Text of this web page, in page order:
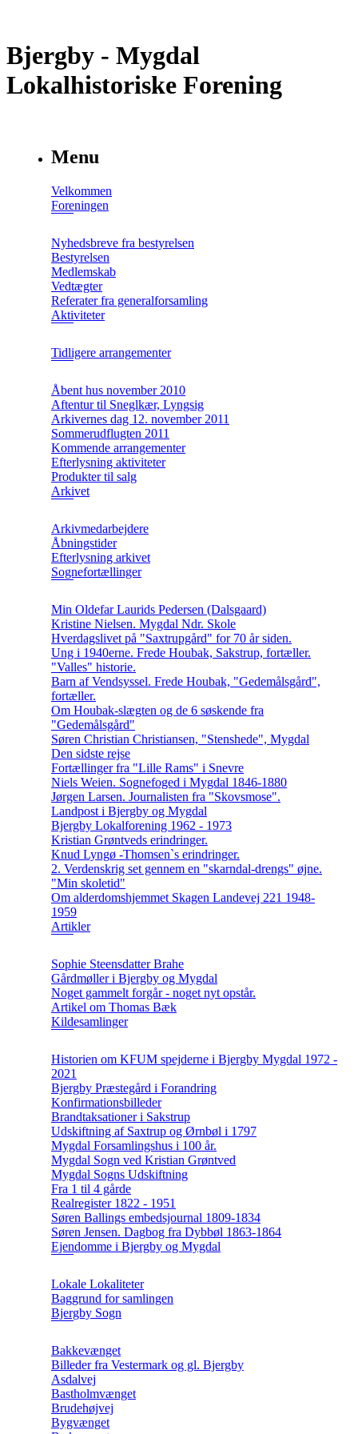
Bjergby - Mygdal
Lokalhistoriske Forening
Menu
Velkommen
Foreningen
Nyhedsbreve fra bestyrelsen
Bestyrelsen
Medlemskab
Vedtægter
Referater fra generalforsamling
Aktiviteter
Tidligere arrangementer
Åbent hus november 2010
Aftentur til Sneglkær, Lyngsig
Arkivernes dag 12. november 2011
Sommerudflugten 2011
Kommende arrangementer
Efterlysning aktiviteter
Produkter til salg
Arkivet
Arkivmedarbejdere
Åbningstider
Efterlysning arkivet
Sognefortællinger
Min Oldefar Laurids Pedersen (Dalsgaard)
Kristine Nielsen. Mygdal Ndr. Skole
Hverdagslivet på "Saxtrupgård" for 70 år siden.
Ung i 1940erne. Frede Houbak, Sakstrup, fortæller.
"Valles" historie.
Barn af Vendsyssel. Frede Houbak, "Gedemålsgård",
fortæller.
Om Houbak-slægten og de 6 søskende fra
"Gedemålsgård"
Søren Christian Christiansen, "Stenshede", Mygdal
Den sidste rejse
Fortællinger fra "Lille Rams" i Snevre
Niels Weien. Sognefoged i Mygdal 1846-1880
Jørgen Larsen. Journalisten fra "Skovsmose".
Landpost i Bjergby og Mygdal
Bjergby Lokalforening 1962 - 1973
Kristian Grøntveds erindringer.
Knud Lyngø -Thomsen`s erindringer.
2. Verdenskrig set gennem en "skarndal-drengs" øjne.
"Min skoletid"
Om alderdomshjemmet Skagen Landevej 221 1948-
1959
Artikler
Sophie Steensdatter Brahe
Gårdmøller i Bjergby og Mygdal
Noget gammelt forgår - noget nyt opstår.
Artikel om Thomas Bæk
Kildesamlinger
Historien om KFUM spejderne i Bjergby Mygdal 1972 -
2021
Bjergby Præstegård i Forandring
Konfirmationsbilleder
Brandtaksationer i Sakstrup
Udskiftning af Saxtrup og Ørnbøl i 1797
Mygdal Forsamlingshus i 100 år.
Mygdal Sogn ved Kristian Grøntved
Mygdal Sogns Udskiftning
Fra 1 til 4 gårde
Realregister 1822 - 1951
Søren Ballings embedsjournal 1809-1834
Søren Jensen. Dagbog fra Dybbøl 1863-1864
Ejendomme i Bjergby og Mygdal
Lokale Lokaliteter
Baggrund for samlingen
Bjergby Sogn
Bakkevænget
Billeder fra Vestermark og gl. Bjergby
Asdalvej
Bastholmvænget
Brudehøjvej
Bygvænget